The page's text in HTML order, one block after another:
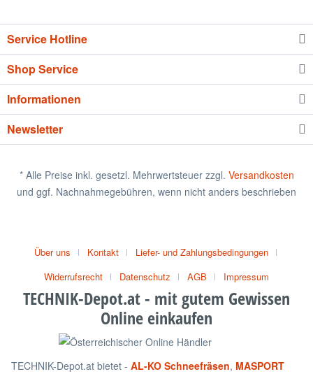
Service Hotline
Shop Service
Informationen
Newsletter
* Alle Preise inkl. gesetzl. Mehrwertsteuer zzgl. Versandkosten
und ggf. Nachnahmegebühren, wenn nicht anders beschrieben
Über uns Kontakt
Liefer- und Zahlungsbedingungen
Widerrufsrecht
Datenschutz AGB Impressum
TECHNIK-Depot.at - mit gutem Gewissen
Online einkaufen
TECHNIK-Depot.at bietet - AL-KO Schneefräsen, MASPORT